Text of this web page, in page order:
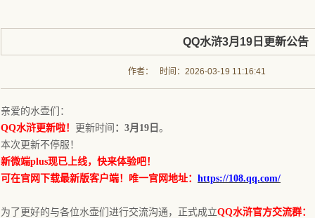
QQ水浒3月19日更新公告
作者： 时间：2026-03-19 11:16:41
亲爱的水壶们：
QQ水浒更新啦！
更新时间 ： 3月19日 。
本次更新不停服！
新微端plus现已上线，快来体验吧！
可在官网下载最新版客户端！唯一官网地址： https://108.qq.com/
为了更好的与各位水壶们进行交流沟通，正式成立QQ水浒官方交流群：